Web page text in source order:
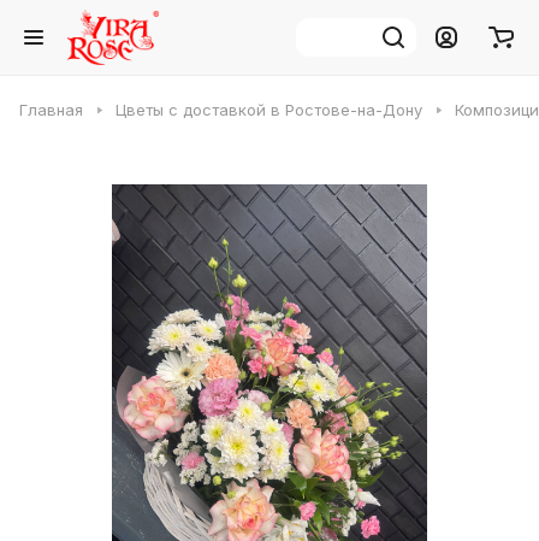
Главная Цветы с доставкой в Ростове-на-Дону